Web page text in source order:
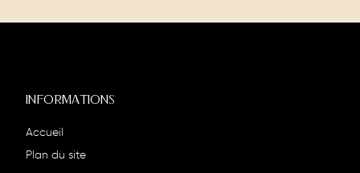
INFORMATIONS
Accueil
Plan du site